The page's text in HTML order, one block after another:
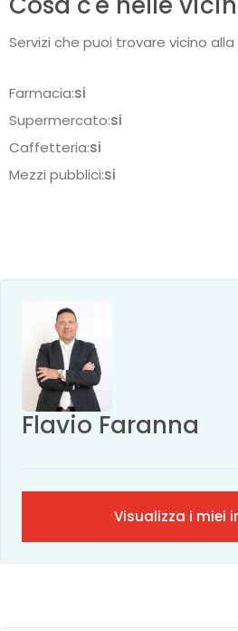
Servizi che puoi trovare vicino
Farmacia:si
Supermercato:si
Caffetteria:si
Mezzi pubblici:si
Flavio Faranna
Visualizza i miei